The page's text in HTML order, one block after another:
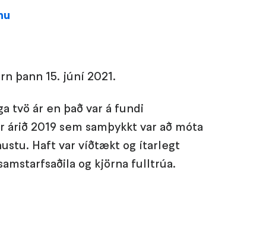
þann 15. júní 2021.
tvö ár en það var á fundi
2019 sem samþykkt var að móta
Haft var víðtækt og ítarlegt
og kjörna fulltrúa.